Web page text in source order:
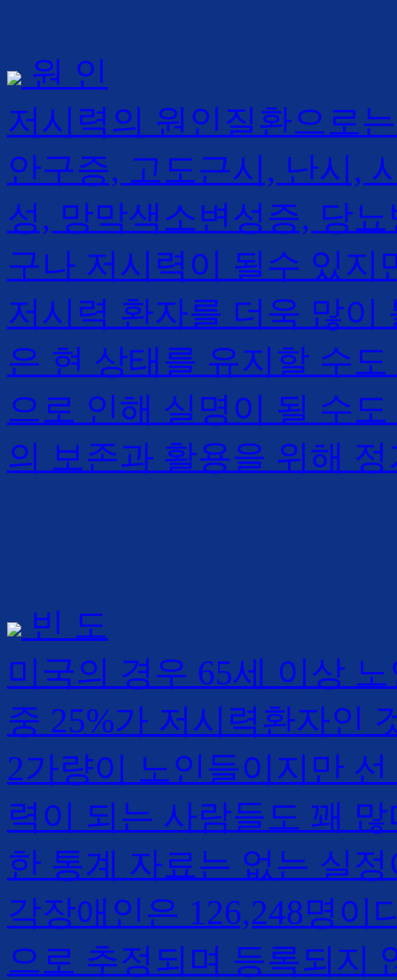
원 인
저시력의 원인질환으로
안구증, 고도근시, 난시,
성, 망막색소변성증, 당
구나 저시력이 될수 있
저시력 환자를 더욱 많이
은 현 상태를 유지할 수
으로 인해 실명이 될 수
의 보존과 활용을 위해
빈 도
미국의 경우 65세 이상
중 25%가 저시력환자인
2가량이 노인들이지만
력이 되는 사람들도 꽤
한 통계 자료는 없는 실
각장애인은 126,248명이
으로 추정되며 등록되지